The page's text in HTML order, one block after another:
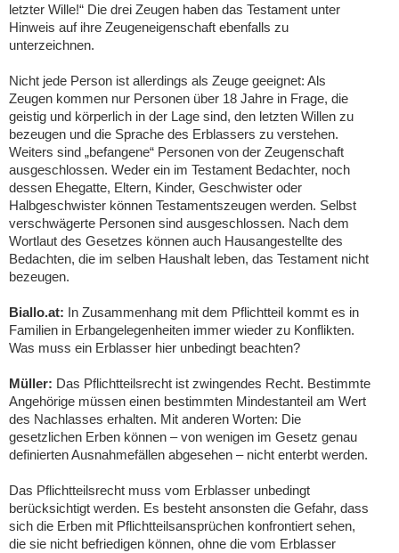
letzter Wille!“ Die drei Zeugen haben das Testament unter
Hinweis auf ihre Zeugeneigenschaft ebenfalls zu
unterzeichnen.
Nicht jede Person ist allerdings als Zeuge geeignet: Als
Zeugen kommen nur Personen über 18 Jahre in Frage, die
geistig und körperlich in der Lage sind, den letzten Willen zu
bezeugen und die Sprache des Erblassers zu verstehen.
Weiters sind „befangene“ Personen von der Zeugenschaft
ausgeschlossen. Weder ein im Testament Bedachter, noch
dessen Ehegatte, Eltern, Kinder, Geschwister oder
Halbgeschwister können Testamentszeugen werden. Selbst
verschwägerte Personen sind ausgeschlossen. Nach dem
Wortlaut des Gesetzes können auch Hausangestellte des
Bedachten, die im selben Haushalt leben, das Testament nicht
bezeugen.
Biallo.at: In Zusammenhang mit dem Pflichtteil kommt es in
Familien in Erbangelegenheiten immer wieder zu Konflikten.
Was muss ein Erblasser hier unbedingt beachten?
Müller: Das Pflichtteilsrecht ist zwingendes Recht. Bestimmte
Angehörige müssen einen bestimmten Mindestanteil am Wert
des Nachlasses erhalten. Mit anderen Worten: Die
gesetzlichen Erben können – von wenigen im Gesetz genau
definierten Ausnahmefällen abgesehen – nicht enterbt werden.
Das Pflichtteilsrecht muss vom Erblasser unbedingt
berücksichtigt werden. Es besteht ansonsten die Gefahr, dass
sich die Erben mit Pflichtteilsansprüchen konfrontiert sehen,
die sie nicht befriedigen können, ohne die vom Erblasser